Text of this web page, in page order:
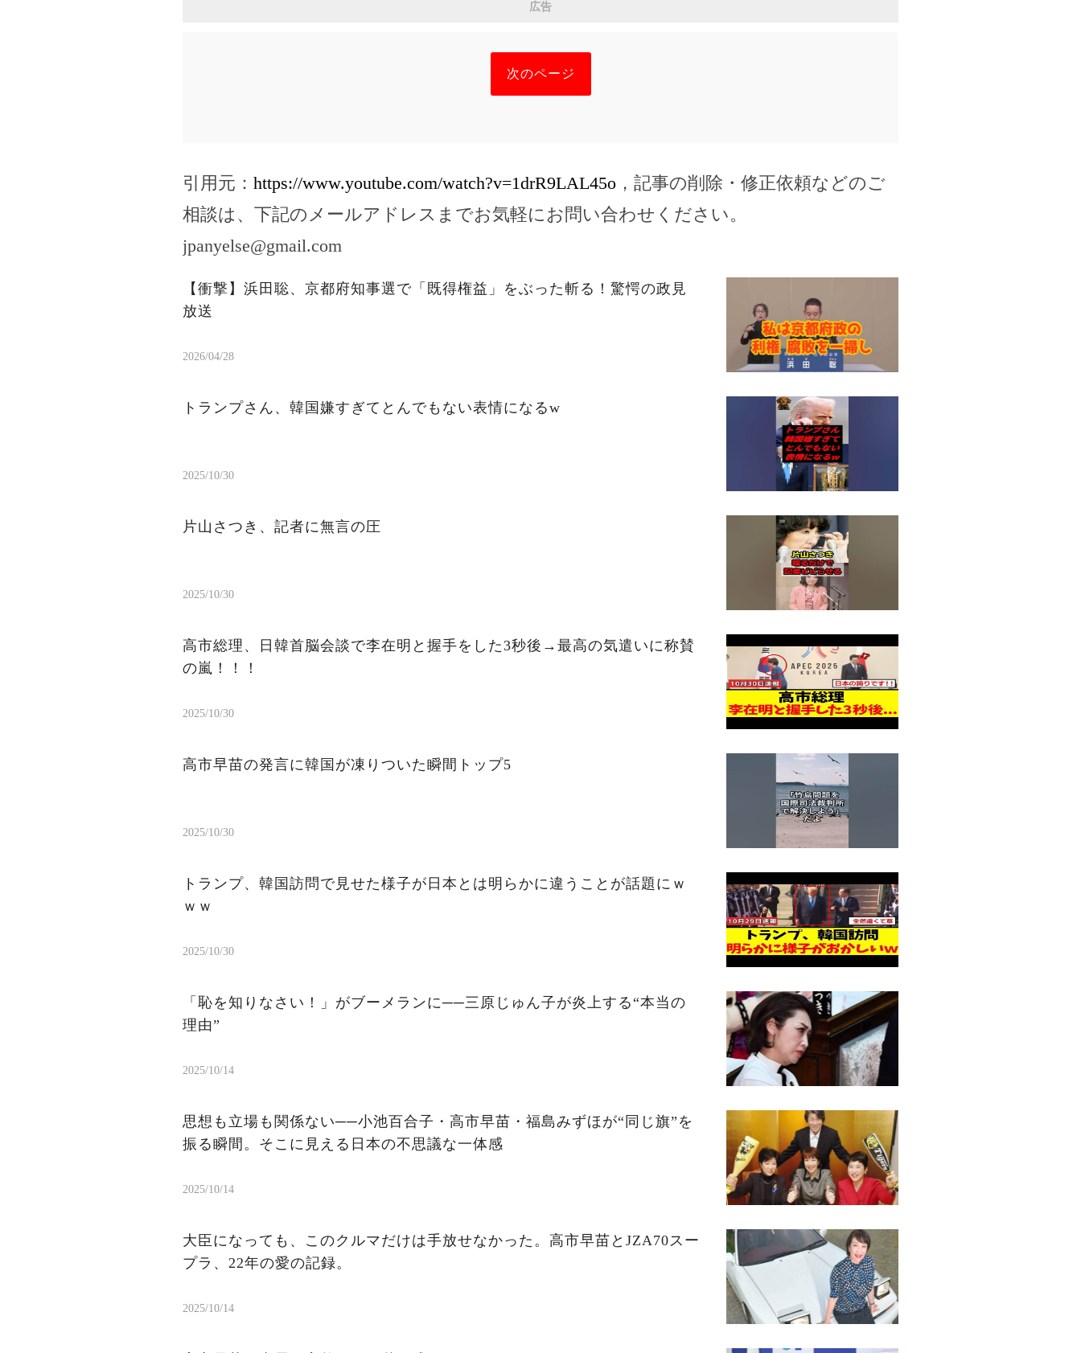
広告
次のページ
引用元： https://www.youtube.com/watch?v=1drR9LAL45o ，記事の削除・修正依頼などのご
相談は、下記のメールアドレスまでお気軽にお問い合わせください。
jpanyelse@gmail.com
【衝撃】浜田聡、京都府知事選で「既得権益」をぶった斬る！驚愕の政見
放送
2026/04/28
トランプさん、韓国嫌すぎてとんでもない表情になるw
2025/10/30
片山さつき、記者に無言の圧
2025/10/30
高市総理、日韓首脳会談で李在明と握手をした3秒後→最高の気遣いに称賛
の嵐！！！
2025/10/30
高市早苗の発言に韓国が凍りついた瞬間トップ5
2025/10/30
トランプ、韓国訪問で見せた様子が日本とは明らかに違うことが話題にｗ
ｗｗ
2025/10/30
「恥を知りなさい！」がブーメランに──三原じゅん子が炎上する“本当の
理由”
2025/10/14
思想も立場も関係ない──小池百合子・高市早苗・福島みずほが“同じ旗”を
振る瞬間。そこに見える日本の不思議な一体感
2025/10/14
大臣になっても、このクルマだけは手放せなかった。高市早苗とJZA70スー
プラ、22年の愛の記録。
2025/10/14